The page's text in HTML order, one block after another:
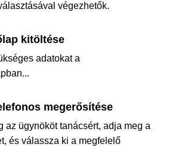
végezhetők.
adatokat a
az ügynököt tanácsért, adja meg a
és válassza ki a megfelelő